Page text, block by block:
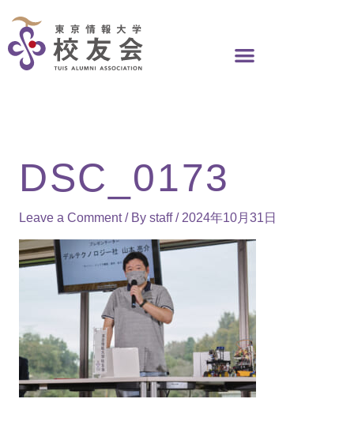
content
DSC_0173
Leave a Comment / By staff/ 2024年10月31日